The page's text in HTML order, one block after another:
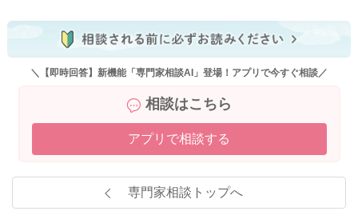
＼【即時回答】新機能「専門家相談AI」登場！アプリで今すぐ相談／
相談はこちら
アプリで相談する
専門家相談トップへ